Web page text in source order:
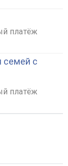
платёж
семей с
платёж